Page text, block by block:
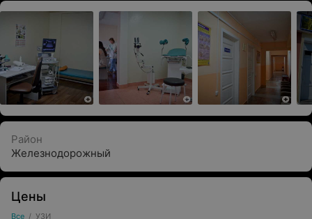
Район
Железнодорожный
Цены
Все / УЗИ